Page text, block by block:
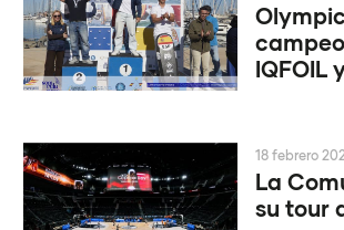
IQFOIL
La
su tour
18 febrero